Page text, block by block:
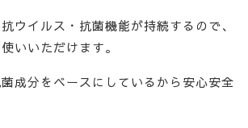
ウイルス・抗菌機能が持続するので、
いいただけます。
成分をベースにしているから安心安全